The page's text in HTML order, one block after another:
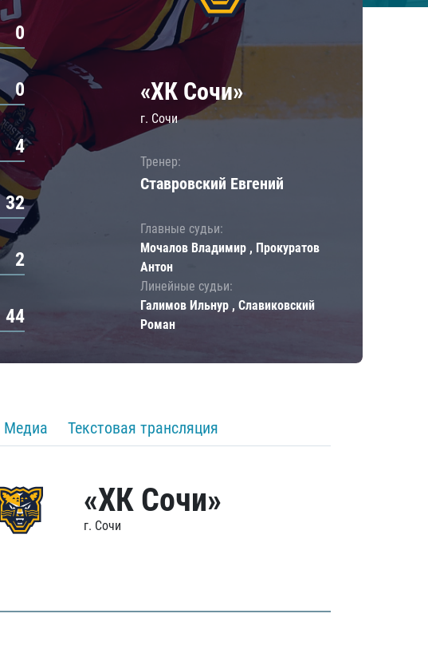
0
0
4
32
2
44
«ХК Сочи»
г. Сочи
Тренер:
Ставровский Евгений
Главные судьи:
Мочалов Владимир , Прокуратов
Антон
Линейные судьи:
Галимов Ильнур , Славиковский
Роман
Медиа Текстовая трансляция
«ХК Сочи»
г. Сочи